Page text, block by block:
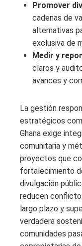
Promover
cadenas de
alternativas
exclusiva de
Medir y
claros y
avances y
La gestión
estratégicos
Ghana exige
comunitaria y
proyectos que
fortalecimiento
divulgación
reducen
largo plazo y
verdadera
comunidades